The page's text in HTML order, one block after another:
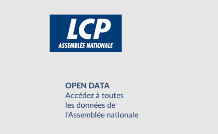
OPEN DATA
Accédez à toutes
les données de
l'Assemblée nationale